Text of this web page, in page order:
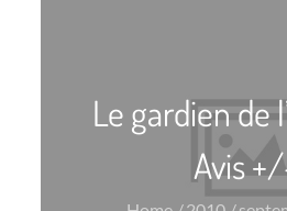
Le gardien de
Avis